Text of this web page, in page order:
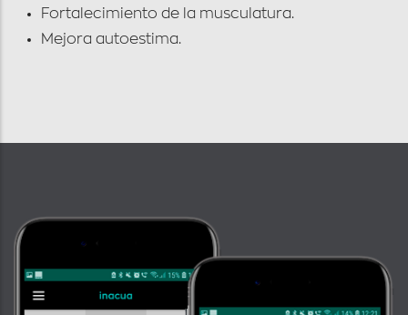
Fortalecimiento de la musculatura.
Mejora autoestima.